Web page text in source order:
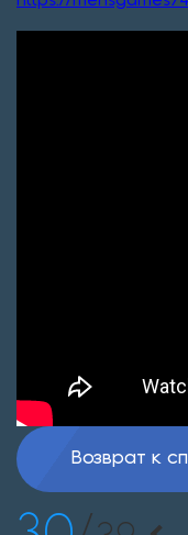
Возврат к